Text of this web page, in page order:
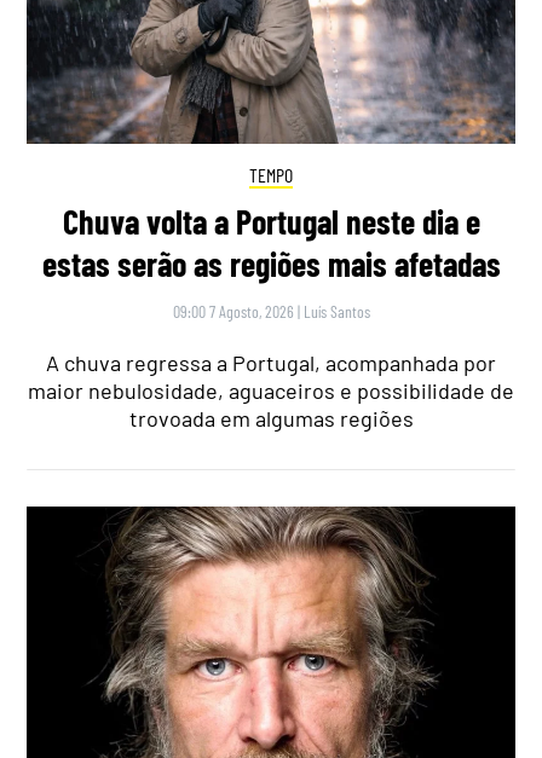
TEMPO
Chuva volta a Portugal neste dia e
estas serão as regiões mais afetadas
09:00 7 Agosto, 2026 | Luís Santos
A chuva regressa a Portugal, acompanhada por
maior nebulosidade, aguaceiros e possibilidade de
trovoada em algumas regiões